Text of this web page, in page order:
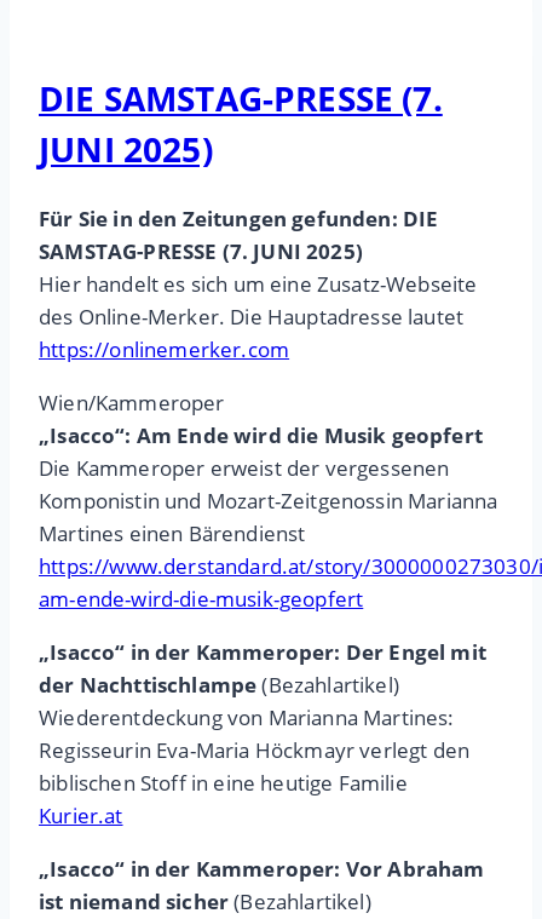
DIE SAMSTAG-PRESSE (7.
JUNI 2025)
Für Sie in den Zeitungen gefunden: DIE
SAMSTAG-PRESSE (7. JUNI 2025)
Hier handelt es sich um eine Zusatz-Webseite
des Online-Merker. Die Hauptadresse lautet
https://onlinemerker.com
Wien/Kammeroper
„Isacco“: Am Ende wird die Musik geopfert
Die Kammeroper erweist der vergessenen
Komponistin und Mozart-Zeitgenossin Marianna
Martines einen Bärendienst
https://www.derstandard.at/story/3000000273030/
am-ende-wird-die-musik-geopfert
„Isacco“ in der Kammeroper: Der Engel mit
der Nachttischlampe(Bezahlartikel)
Wiederentdeckung von Marianna Martines:
Regisseurin Eva-Maria Höckmayr verlegt den
biblischen Stoff in eine heutige Familie
Kurier.at
„Isacco“ in der Kammeroper: Vor Abraham
ist niemand sicher(Bezahlartikel)